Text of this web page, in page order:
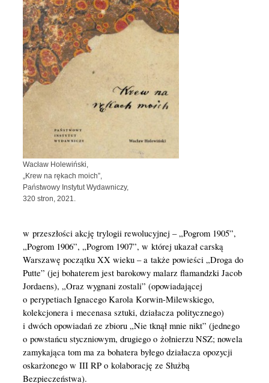
Wacław Holewiński,
„Krew na rękach moich”,
Państwowy Instytut Wydawniczy,
320 stron, 2021.
w przeszłości akcję trylogii rewolucyjnej – „Pogrom 1905”,
„Pogrom 1906”, „Pogrom 1907”, w której ukazał carską
Warszawę początku XX wieku – a także powieści „Droga do
Putte” (jej bohaterem jest barokowy malarz flamandzki Jacob
Jordaens), „Oraz wygnani zostali” (opowiadającej
o perypetiach Ignacego Karola Korwin-Milewskiego,
kolekcjonera i mecenasa sztuki, działacza politycznego)
i dwóch opowiadań ze zbioru „Nie tknął mnie nikt” (jednego
o powstańcu styczniowym, drugiego o żołnierzu NSZ; nowela
zamykająca tom ma za bohatera byłego działacza opozycji
oskarżonego w III RP o kolaborację ze Służbą
Bezpieczeństwa).